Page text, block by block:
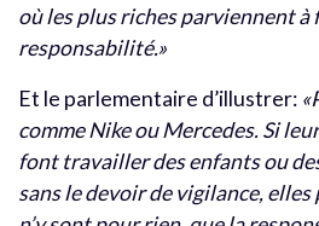
où les plus riches parviennent
responsabilité.»
Et le parlementaire d’illustrer:
comme Nike ou Mercedes. Si
font travailler des enfants ou
sans le devoir de vigilance, elles